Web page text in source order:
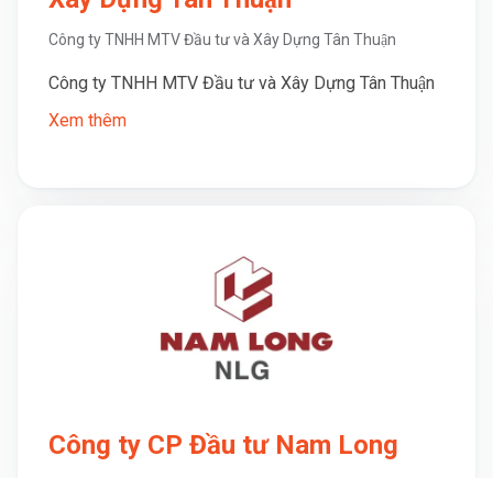
Công ty TNHH MTV Đầu tư và Xây Dựng Tân Thuận
Công ty TNHH MTV Đầu tư và Xây Dựng Tân Thuận
Xem thêm
Công ty CP Đầu tư Nam Long